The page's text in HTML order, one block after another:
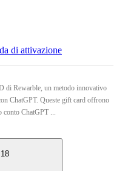
di attivazione
di Rewarble, un metodo innovativo
ChatGPT. Queste gift card offrono
conto ChatGPT ...
18